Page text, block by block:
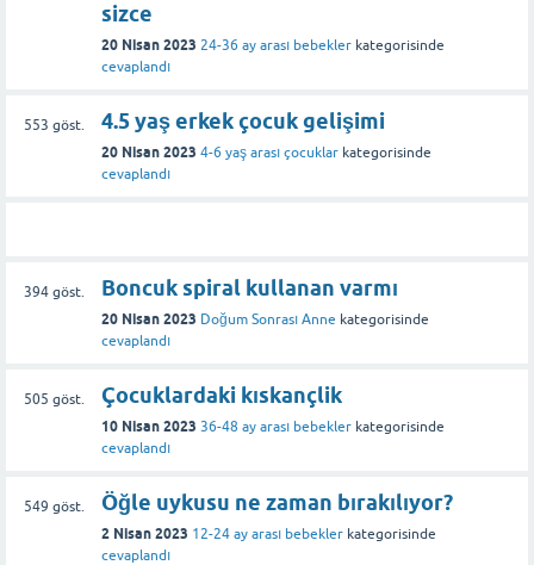
sizce
20 Nisan 2023 24-36 ay arası bebekler kategorisinde
cevaplandı
553 göst. 4.5 yaş erkek çocuk gelişimi
20 Nisan 2023 4-6 yaş arası çocuklar kategorisinde
cevaplandı
394göst. Boncuk spiral kullanan varmı
20 Nisan 2023 Doğum Sonrası Anne kategorisinde
cevaplandı
505 göst. Çocuklardaki kıskançlik
10 Nisan 2023 36-48 ay arası bebekler kategorisinde
cevaplandı
549 göst. Öğle uykusu ne zaman bırakılıyor?
2 Nisan 2023 12-24 ay arası bebekler kategorisinde
cevaplandı